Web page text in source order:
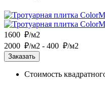
1600 ₽/м2
2000 ₽/м2 - 400 ₽/м2
Заказать
Стоимость